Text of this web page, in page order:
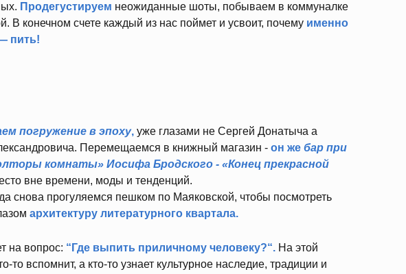
погружение в эпоху, уже глазами не Сергей Донатыча а
Перемещаемся в книжный магазин - он же бар при
комнаты» Иосифа Бродского - «Конец прекрасной
вне времени, моды и тенденций.
снова прогуляемся пешком по Маяковской, чтобы посмотреть
архитектуру литературного квартала.
на вопрос: “Где выпить приличному человеку?“. На этой
то вспомнит, а кто-то узнает культурное наследие, традиции и
Продегустируем неожиданные шоты, побываем в коммуналке
В конечном счете каждый из нас поймет и усвоит, почему именно
пить!